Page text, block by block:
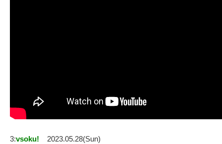
3:vsoku!
2023.05.28(Sun)